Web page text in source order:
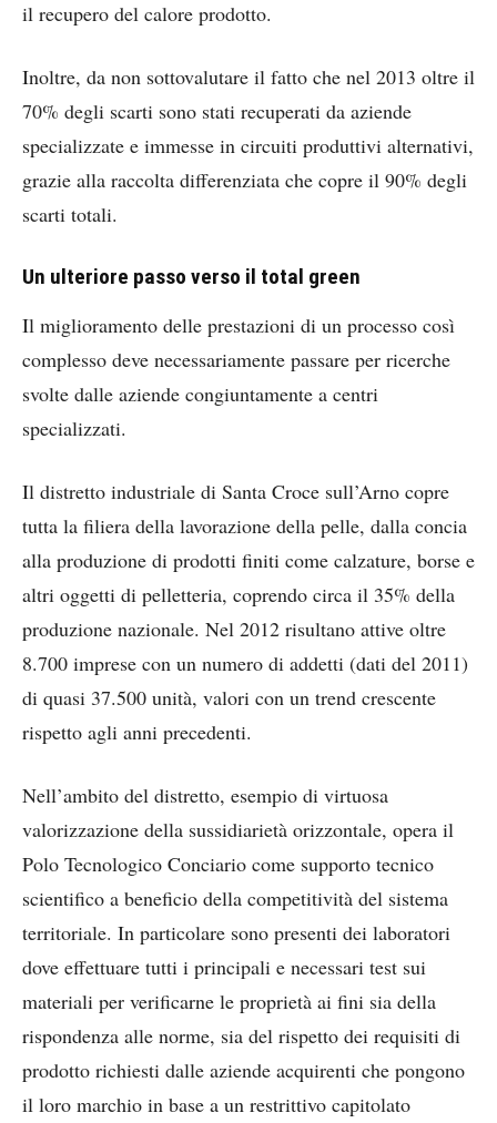
il recupero del calore prodotto.
Inoltre, da non sottovalutare il fatto che nel 2013 oltre il
70% degli scarti sono stati recuperati da aziende
specializzate e immesse in circuiti produttivi alternativi,
grazie alla raccolta differenziata che copre il 90% degli
scarti totali.
Un ulteriore passo verso il total green
Il miglioramento delle prestazioni di un processo così
complesso deve necessariamente passare per ricerche
svolte dalle aziende congiuntamente a centri
specializzati.
Il distretto industriale di Santa Croce sull’Arno copre
tutta la filiera della lavorazione della pelle, dalla concia
alla produzione di prodotti finiti come calzature, borse e
altri oggetti di pelletteria, coprendo circa il 35% della
produzione nazionale. Nel 2012 risultano attive oltre
8.700 imprese con un numero di addetti (dati del 2011)
di quasi 37.500 unità, valori con un trend crescente
rispetto agli anni precedenti.
Nell’ambito del distretto, esempio di virtuosa
valorizzazione della sussidiarietà orizzontale, opera il
Polo Tecnologico Conciario come supporto tecnico
scientifico a beneficio della competitività del sistema
territoriale. In particolare sono presenti dei laboratori
dove effettuare tutti i principali e necessari test sui
materiali per verificarne le proprietà ai fini sia della
rispondenza alle norme, sia del rispetto dei requisiti di
prodotto richiesti dalle aziende acquirenti che pongono
il loro marchio in base a un restrittivo capitolato